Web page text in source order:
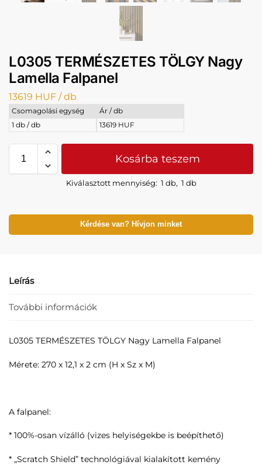
L0305 TERMÉSZETES TÖLGY Nagy
Lamella Falpanel
13619 HUF / db
Csomagolási egység
Ár / db
1 db / db
13619 HUF
Kosárba teszem
Kiválasztott mennyiség: 1 db, 1 db
Kérdése van? Hívjon minket
Leírás
További információk
L0305 TERMÉSZETES TÖLGY Nagy Lamella Falpanel
Mérete: 270 x 12,1 x 2 cm (H x Sz x M)
A falpanel:
* 100%-osan vízálló (vizes helyiségekbe is beépíthető)
* „Scratch Shield” technológiával kialakított kemény